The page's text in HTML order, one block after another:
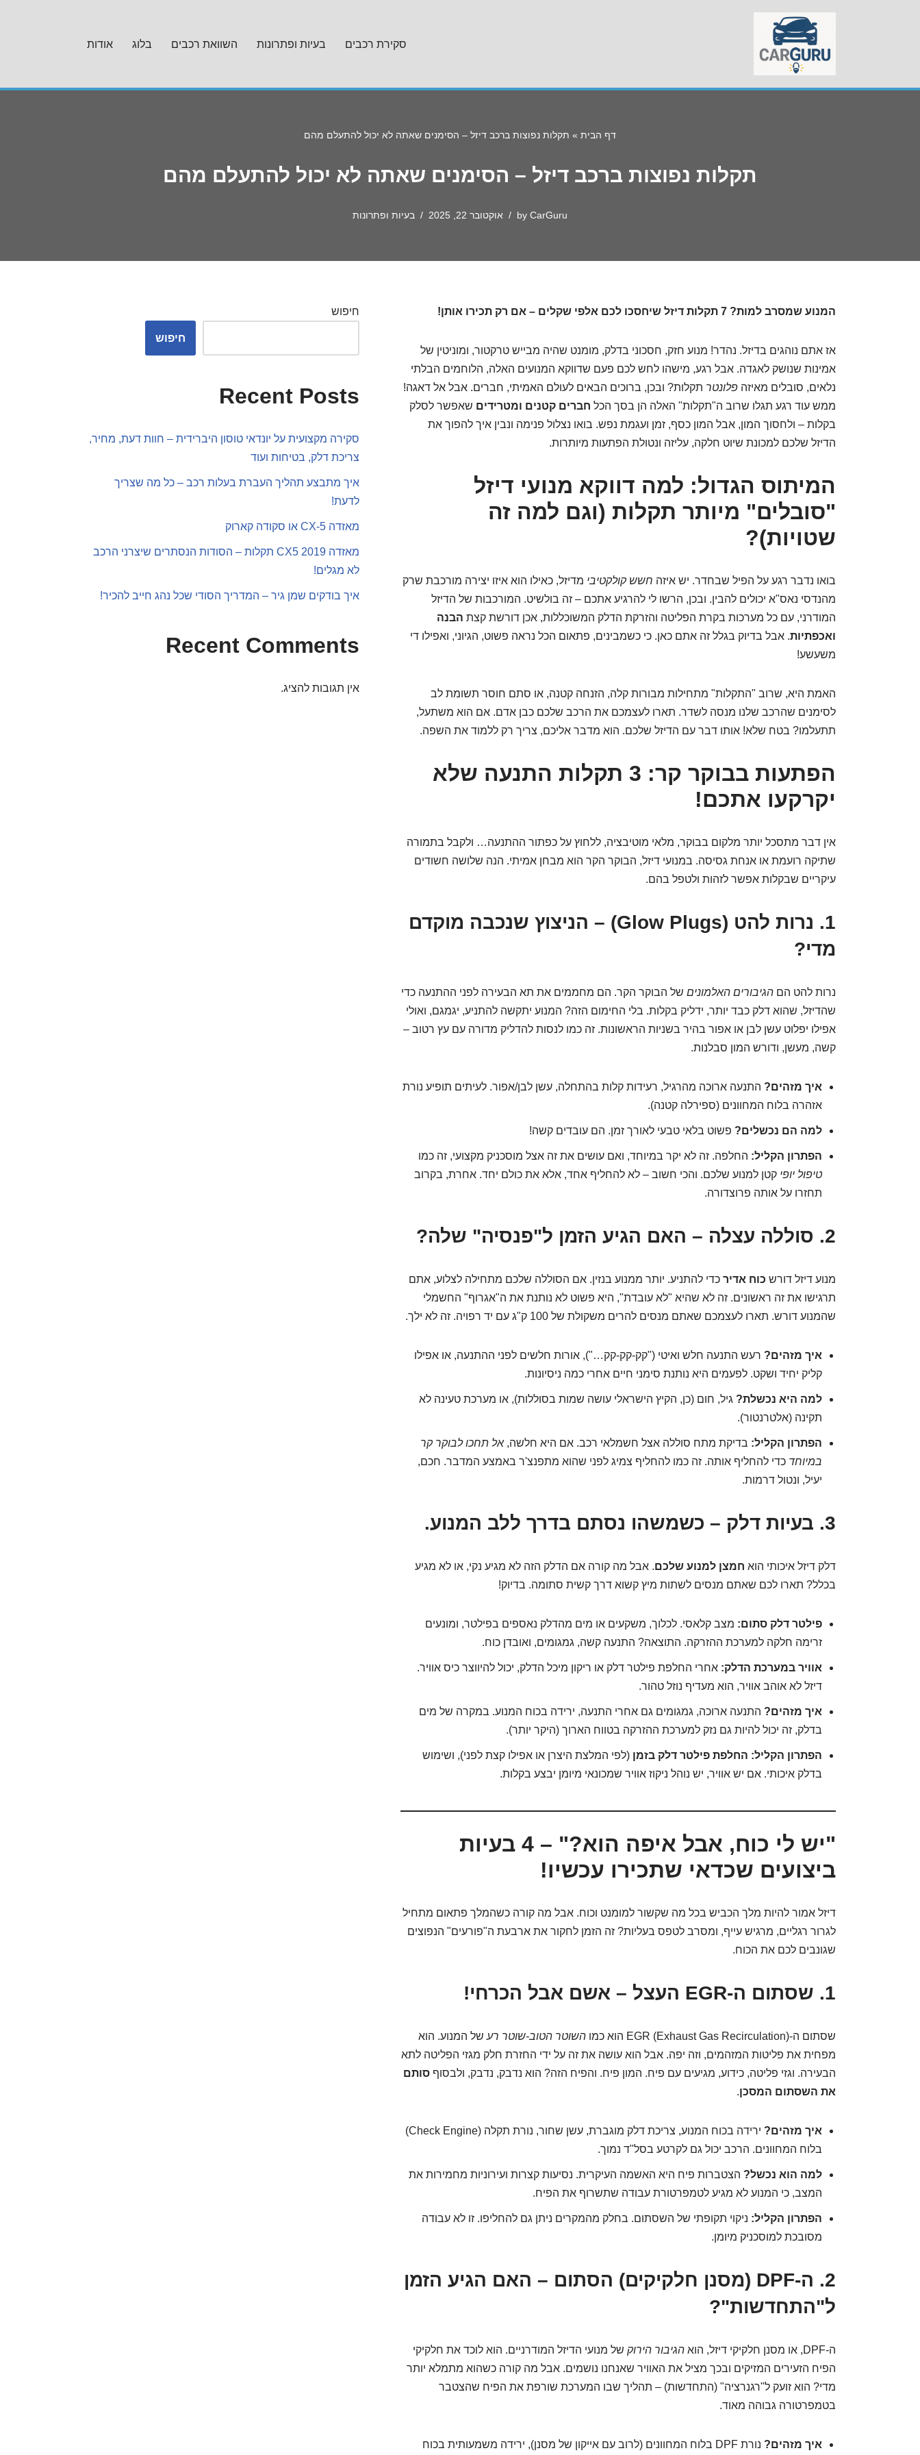
סקירת רכבים בעיות ופתרונות השוואת רכבים בלוג אודות
דף הבית » תקלות נפוצות ברכב דיזל – הסימנים שאתה לא יכול להתעלם מהם
תקלות נפוצות ברכב דיזל – הסימנים שאתה לא יכול להתעלם מהם
by CarGuru אוקטובר 22, 2025 בעיות ופתרונות
המנוע שמסרב למות? 7 תקלות דיזל שיחסכו לכם אלפי שקלים – אם רק תכירו אותן!
אז אתם נוהגים בדיזל. נהדר! מנוע חזק, חסכוני בדלק, מומנט שהיה מבייש טרקטור, ומוניטין של
אמינות שנושק לאגדה. אבל רגע, מישהו לחש לכם פעם שדווקא המנועים האלה, הלוחמים הבלתי
נלאים, סובלים מאיזה פלונטר תקלות? ובכן, ברוכים הבאים לעולם האמיתי, חברים. אבל אל דאגה!
ממש עוד רגע תגלו שרוב ה"תקלות" האלה הן בסך הכל חברים קטנים ומטרידים שאפשר לסלק
בקלות – ולחסוך המון, אבל המון כסף, זמן ועגמת נפש. בואו נצלול פנימה ונבין איך להפוך את
הדיזל שלכם למכונת שיוט חלקה, עליזה ונטולת הפתעות מיותרות.
המיתוס הגדול: למה דווקא מנועי דיזל
"סובלים" מיותר תקלות (וגם למה זה
שטויות)?
בואו נדבר רגע על הפיל שבחדר. יש איזה חשש קולקטיבי מדיזל, כאילו הוא איזו יצירה מורכבת שרק
מהנדסי נאס"א יכולים להבין. ובכן, הרשו לי להרגיע אתכם – זה בולשיט. המורכבות של הדיזל
המודרני, עם כל מערכות בקרת הפליטה והזרקת הדלק המשוכללות, אכן דורשת קצת הבנה
ואכפתיות. אבל בדיוק בגלל זה אתם כאן. כי כשמבינים, פתאום הכל נראה פשוט, הגיוני, ואפילו די
משעשע!
האמת היא, שרוב "התקלות" מתחילות מבורות קלה, הזנחה קטנה, או סתם חוסר תשומת לב
לסימנים שהרכב שלנו מנסה לשדר. תארו לעצמכם את הרכב שלכם כבן אדם. אם הוא משתעל,
תתעלמו? בטח שלא! אותו דבר עם הדיזל שלכם. הוא מדבר אליכם, צריך רק ללמוד את השפה.
הפתעות בבוקר קר: 3 תקלות התנעה שלא
יקרקעו אתכם!
אין דבר מתסכל יותר מלקום בבוקר, מלאי מוטיבציה, ללחוץ על כפתור ההתנעה… ולקבל בתמורה
שתיקה רועמת או אנחת גסיסה. במנועי דיזל, הבוקר הקר הוא מבחן אמיתי. הנה שלושה חשודים
עיקריים שבקלות אפשר לזהות ולטפל בהם.
1. נרות להט (Glow Plugs) – הניצוץ שנכבה מוקדם
מדי?
נרות להט הם הגיבורים האלמונים של הבוקר הקר. הם מחממים את תא הבעירה לפני ההתנעה כדי
שהדיזל, שהוא דלק כבד יותר, ידליק בקלות. בלי החימום הזה? המנוע יתקשה להתניע, יגמגם, ואולי
אפילו יפלוט עשן לבן או אפור בהיר בשניות הראשונות. זה כמו לנסות להדליק מדורה עם עץ רטוב –
קשה, מעשן, ודורש המון סבלנות.
איך מזהים? התנעה ארוכה מהרגיל, רעידות קלות בהתחלה, עשן לבן/אפור. לעיתים תופיע נורת
אזהרה בלוח המחוונים (ספירלה קטנה).
למה הם נכשלים? פשוט בלאי טבעי לאורך זמן. הם עובדים קשה!
הפתרון הקליל: החלפה. זה לא יקר במיוחד, ואם עושים את זה אצל מוסכניק מקצועי, זה כמו
טיפול יופי קטן למנוע שלכם. והכי חשוב – לא להחליף אחד, אלא את כולם יחד. אחרת, בקרוב
תחזרו על אותה פרוצדורה.
2. סוללה עצלה – האם הגיע הזמן ל"פנסיה" שלה?
מנוע דיזל דורש כוח אדיר כדי להתניע. יותר ממנוע בנזין. אם הסוללה שלכם מתחילה לצלוע, אתם
תרגישו את זה ראשונים. זה לא שהיא "לא עובדת", היא פשוט לא נותנת את ה"אגרוף" החשמלי
שהמנוע דורש. תארו לעצמכם שאתם מנסים להרים משקולת של 100 ק"ג עם יד רפויה. זה לא ילך.
איך מזהים? רעש התנעה חלש ואיטי ("קק-קק-קק…"), אורות חלשים לפני ההתנעה, או אפילו
קליק יחיד ושקט. לפעמים היא נותנת סימני חיים אחרי כמה ניסיונות.
למה היא נכשלת? גיל, חום (כן, הקיץ הישראלי עושה שמות בסוללות), או מערכת טעינה לא
תקינה (אלטרנטור).
הפתרון הקליל: בדיקת מתח סוללה אצל חשמלאי רכב. אם היא חלשה,אל תחכו לבוקר קר
במיוחד כדי להחליף אותה. זה כמו להחליף צמיג לפני שהוא מתפנצ'ר באמצע המדבר. חכם,
יעיל, ונטול דרמות.
3. בעיות דלק – כשמשהו נסתם בדרך ללב המנוע.
דלק דיזל איכותי הוא חמצן למנוע שלכם. אבל מה קורה אם הדלק הזה לא מגיע נקי, או לא מגיע
בכלל? תארו לכם שאתם מנסים לשתות מיץ קשוא דרך קשית סתומה. בדיוק!
פילטר דלק סתום: מצב קלאסי. לכלוך, משקעים או מים מהדלק נאספים בפילטר, ומונעים
זרימה חלקה למערכת ההזרקה. התוצאה? התנעה קשה, גמגומים, ואובדן כוח.
אוויר במערכת הדלק: אחרי החלפת פילטר דלק או ריקון מיכל הדלק, יכול להיווצר כיס אוויר.
דיזל לא אוהב אוויר, הוא מעדיף נוזל טהור.
איך מזהים? התנעה ארוכה, גמגומים גם אחרי התנעה, ירידה בכוח המנוע. במקרה של מים
בדלק, זה יכול להיות גם נזק למערכת ההזרקה בטווח הארוך (היקר יותר).
הפתרון הקליל: החלפת פילטר דלק בזמן (לפי המלצת היצרן או אפילו קצת לפני), ושימוש
בדלק איכותי. אם יש אוויר, יש נוהל ניקוז אוויר שמכונאי מיומן יבצע בקלות.
"יש לי כוח, אבל איפה הוא?" – 4 בעיות
ביצועים שכדאי שתכירו עכשיו!
דיזל אמור להיות מלך הכביש בכל מה שקשור למומנט וכוח. אבל מה קורה כשהמלך פתאום מתחיל
לגרור רגליים, מרגיש עייף, ומסרב לטפס בעליות? זה הזמן לחקור את ארבעת ה"פורעים" הנפוצים
שגונבים לכם את הכוח.
1. שסתום ה-EGR העצל – אשם אבל הכרחי!
שסתום ה-EGR (Exhaust Gas Recirculation) הוא כמו השוטר הטוב-שוטר רעשל המנוע. הוא
מפחית את פליטות המזהמים, וזה יפה. אבל הוא עושה את זה על ידי החזרת חלק מגזי הפליטה לתא
הבעירה. וגזי פליטה, כידוע, מגיעים עם פיח. המון פיח. והפיח הזה? הוא נדבק, נדבק, ולבסוף סותם
את השסתום המסכן.
איך מזהים?
ירידה בכוח המנוע, צריכת דלק מוגברת, עשן שחור, נורת תקלה (Check Engine)
בלוח המחוונים. הרכב יכול גם לקרטע בסל"ד נמוך.
למה הוא נכשל? הצטברות פיח היא האשמה העיקרית. נסיעות קצרות ועירוניות מחמירות את
המצב, כי המנוע לא מגיע לטמפרטורת עבודה שתשרוף את הפיח.
הפתרון הקליל: ניקוי תקופתי של השסתום. בחלק מהמקרים ניתן גם להחליפו. זו לא עבודה
מסובכת למוסכניק מיומן.
2. ה-DPF (מסנן חלקיקים) הסתום – האם הגיע הזמן
ל"התחדשות"?
ה-DPF, או מסנן חלקיקי דיזל, הוא הגיבור הירוק של מנועי הדיזל המודרניים. הוא לוכד את חלקיקי
הפיח הזעירים המזיקים ובכך מציל את האוויר שאנחנו נושמים. אבל מה קורה כשהוא מתמלא יותר
מדי? הוא זועק ל"רגנרציה" (התחדשות) – תהליך שבו המערכת שורפת את הפיח שהצטבר
בטמפרטורה גבוהה מאוד.
איך מזהים? נורת DPF בלוח המחוונים (לרוב עם אייקון של מסנן), ירידה משמעותית בכוח
חיפוש
חיפוש
Recent Posts
סקירה מקצועית על יונדאי טוסון היברידית – חוות דעת, מחיר,
צריכת דלק, בטיחות ועוד
איך מתבצע תהליך העברת בעלות רכב – כל מה שצריך
לדעת!
מאזדה CX-5 או סקודה קארוק
מאזדה CX5 2019 תקלות – הסודות הנסתרים שיצרני הרכב
לא מגלים!
איך בודקים שמן גיר – המדריך הסודי שכל נהג חייב להכיר!
Recent Comments
אין תגובות להציג.